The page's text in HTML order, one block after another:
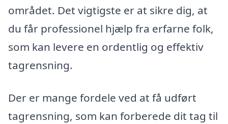
området. Det vigtigste er at sikre dig, at
du får professionel hjælp fra erfarne folk,
som kan levere en ordentlig og effektiv
tagrensning.
Der er mange fordele ved at få udført
tagrensning, som kan forberede dit tag til